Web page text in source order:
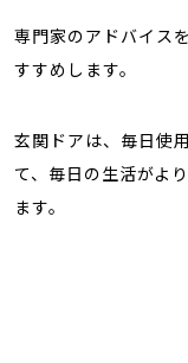
専門家のアドバイス
すすめします。
玄関ドアは、毎日使
て、毎日の生活がよ
ます。